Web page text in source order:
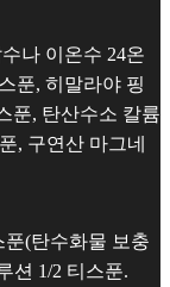
나 이온수 24온
푼, 히말라야 핑
푼, 탄산수소 칼륨
, 구연산 마그네
푼(탄수화물 보충
션 1/2 티스푼.